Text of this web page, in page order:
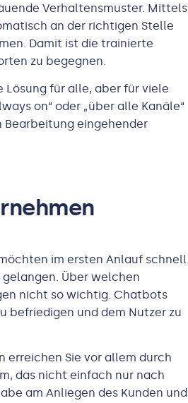
Verhaltensmuster. Mittels
an der richtigen Stelle
Damit ist die trainierte
zu begegnen.
für alle, aber für viele
on“ oder „über alle Kanäle“
eingehender
im ersten Anlauf schnell
Über welchen
nicht so wichtig. Chatbots
befriedigen und dem Nutzer zu
erreichen Sie vor allem durch
das nicht einfach nur nach
am Anliegen des Kunden und